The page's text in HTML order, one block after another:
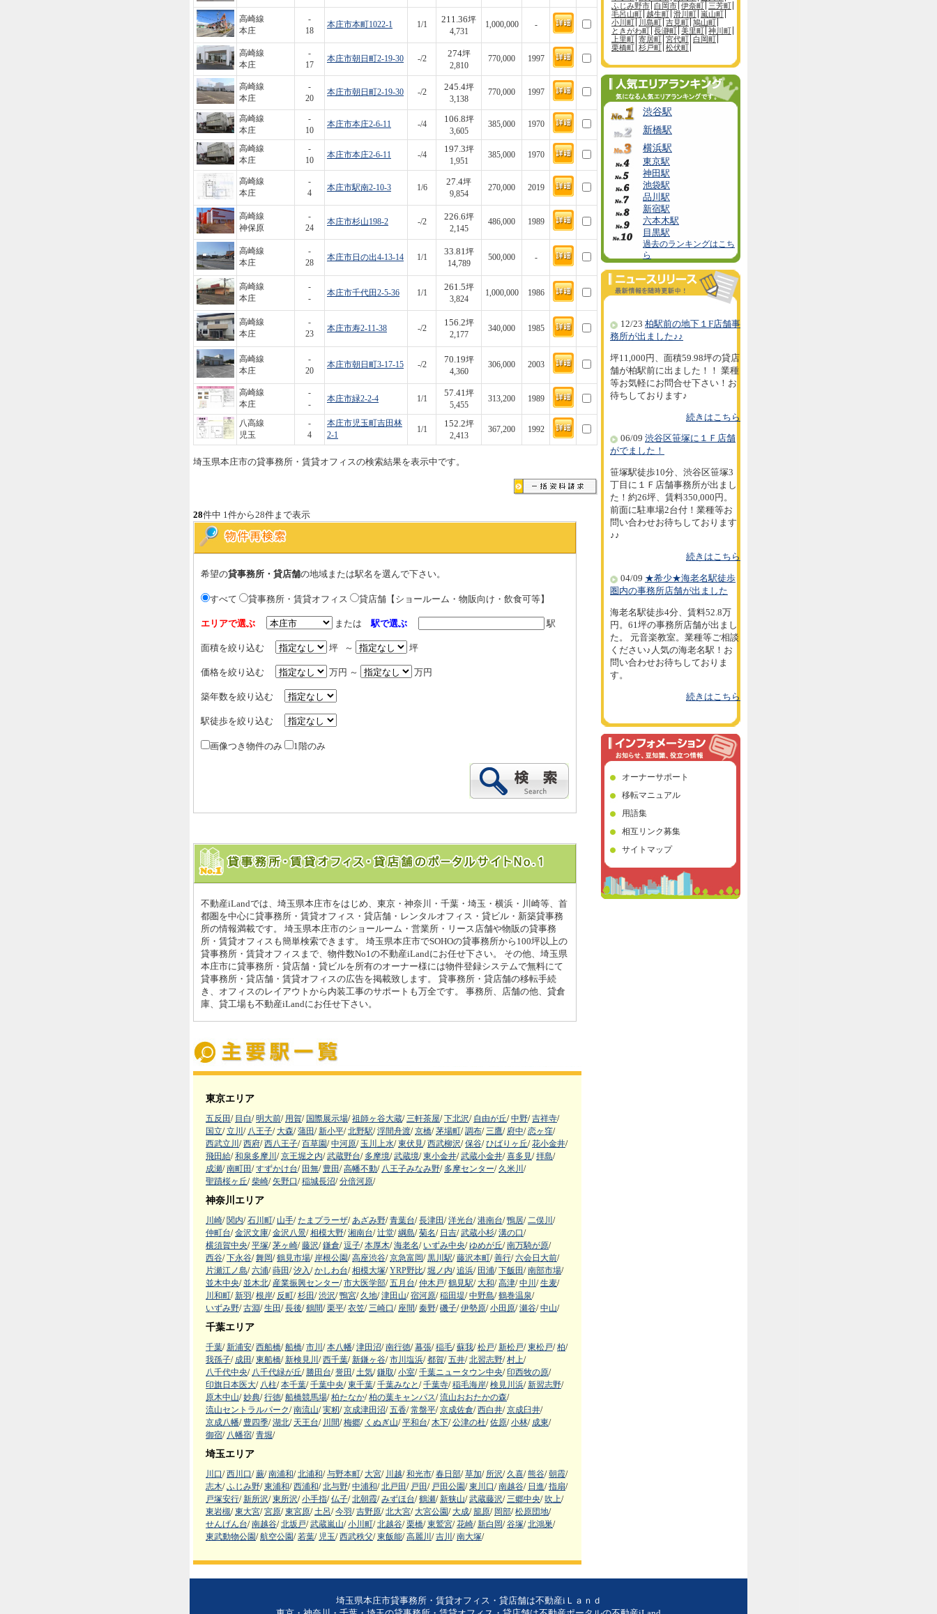
高崎線
本庄
-
18
本庄市本町1022-1 1/1
211.36坪
4,731
1,000,000 -
高崎線
本庄
-
17
本庄市朝日町2-19-30 -/2
274坪
2,810
770,000 1997
高崎線
本庄
-
20
本庄市朝日町2-19-30 -/2
245.4坪
3,138
770,000 1997
高崎線
本庄
-
10
本庄市本庄2-6-11 -/4
106.8坪
3,605
385,000 1970
高崎線
本庄
-
10
本庄市本庄2-6-11 -/4
197.3坪
1,951
385,000 1970
高崎線
本庄
-
4
本庄市駅南2-10-3 1/6
27.4坪
9,854
270,000 2019
高崎線
神保原
-
24
本庄市杉山198-2 -/2
226.6坪
2,145
486,000 1989
高崎線
本庄
-
28
本庄市日の出4-13-14 1/1
33.81坪
14,789
500,000 -
高崎線
本庄
-
-
本庄市千代田2-5-36 1/1
261.5坪
3,824
1,000,000 1986
高崎線
本庄
-
23
本庄市寿2-11-38 -/2
156.2坪
2,177
340,000 1985
高崎線
本庄
-
20
本庄市朝日町3-17-15 -/2
70.19坪
4,360
306,000 2003
高崎線
本庄
-
-
本庄市緑2-2-4 1/1
57.41坪
5,455
313,200 1989
八高線
児玉
-
4
本庄市児玉町吉田林
2-1
1/1
152.2坪
2,413
367,200 1992
埼玉県本庄市の貸事務所・賃貸オフィスの検索結果を表示中です。
28件中 1件から28件まで表示
希望の貸事務所・貸店舗の地域または駅名を選んで下さい。
すべて 貸事務所・賃貸オフィス 貸店舗【ショールーム・物販向け・飲食可等】
エリアで選ぶ または駅で選ぶ 駅
面積を絞り込む 坪 ～ 坪
価格を絞り込む 万円 ～ 万円
築年数を絞り込む
駅徒歩を絞り込む
画像つき物件のみ 1階のみ
不動産iLandでは、埼玉県本庄市をはじめ、東京・神奈川・千葉・埼玉・横浜・川崎等、首
都圏を中心に貸事務所・賃貸オフィス・貸店舗・レンタルオフィス・貸ビル・新築貸事務
所の情報満載です。 埼玉県本庄市のショールーム・営業所・リース店舗や物販の貸事務
所・賃貸オフィスも簡単検索できます。 埼玉県本庄市でSOHOの貸事務所から100坪以上の
貸事務所・賃貸オフィスまで、物件数No1の不動産iLandにお任せ下さい。 その他、埼玉県
本庄市に貸事務所・貸店舗・貸ビルを所有のオーナー様には物件登録システムで無料にて
貸事務所・貸店舗・賃貸オフィスの広告を掲載致します。 貸事務所・貸店舗の移転手続
き、オフィスのレイアウトから内装工事のサポートも万全です。 事務所、店舗の他、貸倉
庫、貸工場も不動産iLandにお任せ下さい。
東京エリア
五反田/ 目白/ 明大前/ 用賀/ 国際展示場/ 祖師ヶ谷大蔵/ 三軒茶屋/ 下北沢/ 自由が丘/ 中野/ 吉祥寺/
国立/ 立川 / 八王子/ 大森/ 蒲田/ 新小平/ 北野駅/ 浮間舟渡/ 京橋/ 茅場町/ 調布/ 三鷹/ 府中/ 恋ヶ窪/
西武立川 / 西府/ 西八王子/ 百草園/ 中河原/ 玉川上水/ 東伏見/ 西武柳沢/ 保谷/ ひばりヶ丘/ 花小金井/
飛田給/ 和泉多摩川 / 京王堀之内/ 武蔵野台/ 多摩境/ 武蔵境/ 東小金井/ 武蔵小金井/ 喜多見/ 拝島/
成瀬/ 南町田/ すずかけ台/ 田無/ 豊田/ 高幡不動/ 八王子みなみ野/ 多摩センター/ 久米川 /
聖蹟桜ヶ丘/ 柴崎/ 矢野口/ 稲城長沼/ 分倍河原/
神奈川エリア
川崎/ 関内/ 石川町/ 山手/ たまプラーザ/ あざみ野/ 青葉台/ 長津田/ 洋光台/ 港南台/ 鴨居/ 二俣川 /
仲町台/ 金沢文庫/ 金沢八景/ 相模大野/ 湘南台/ 辻堂/ 綱島/ 菊名/ 日吉/ 武蔵小杉/ 溝の口/
横須賀中央/ 平塚/ 茅ヶ崎/ 藤沢/ 鎌倉/ 逗子/ 本厚木/ 海老名/ いずみ中央/ ゆめが丘/ 南万騎が原/
西谷/ 下永谷/ 舞岡/ 鶴見市場/ 岸根公園/ 高座渋谷/ 京急富岡/ 黒川駅/ 藤沢本町/ 善行/ 六会日大前/
片瀬江ノ島/ 六浦/ 蒔田/ 汐入/ かしわ台/ 相模大塚/ YRP野比/ 堀ノ内/ 追浜/ 田浦/ 下飯田/ 南部市場/
並木中央/ 並木北/ 産業振興センター/ 市大医学部/ 五月台/ 仲木戸/ 鶴見駅/ 大和/ 高津/ 中川 / 生麦/
川和町/ 新羽/ 根岸/ 反町/ 杉田/ 渋沢/ 鴨宮/ 久地/ 津田山/ 宿河原/ 稲田堤/ 中野島/ 鶴巻温泉/
いずみ野/ 古淵/ 生田/ 長後/ 鶴間/ 栗平/ 衣笠/ 三崎口/ 座間/ 秦野/ 磯子/ 伊勢原/ 小田原/ 瀬谷/ 中山/
千葉エリア
千葉/ 新浦安/ 西船橋/ 船橋/ 市川 / 本八幡/ 津田沼/ 南行徳/ 幕張/ 稲毛/ 蘇我/ 松戸/ 新松戸/ 東松戸/ 柏/
我孫子/ 成田/ 東船橋/ 新検見川 / 西千葉/ 新鎌ヶ谷/ 市川塩浜/ 都賀/ 五井/ 北習志野/ 村上/
八千代中央/ 八千代緑が丘/ 勝田台/ 誉田/ 土気/ 鎌取/ 小室/ 千葉ニュータウン中央/ 印西牧の原/
印旗日本医大/ 八柱/ 本千葉/ 千葉中央/ 東千葉/ 千葉みなと/ 千葉寺/ 稲毛海岸/ 検見川浜/ 新習志野/
原木中山/ 妙典/ 行徳/ 船橋競馬場/ 柏たなか/ 柏の葉キャンパス/ 流山おおたかの森/
流山セントラルパーク/ 南流山/ 実籾/ 京成津田沼/ 五香/ 常盤平/ 京成佐倉/ 西白井/ 京成臼井/
京成八幡/ 豊四季/ 湖北/ 天王台/ 川間/ 梅郷/ くぬぎ山/ 平和台/ 木下/ 公津の杜/ 佐原/ 小林/ 成東/
御宿/ 八幡宿/ 青堀/
埼玉エリア
川口/ 西川口/ 蕨/ 南浦和/ 北浦和/ 与野本町/ 大宮/ 川越/ 和光市/ 春日部/ 草加/ 所沢/ 久喜/ 熊谷/ 朝霞/
志木/ ふじみ野/ 東浦和/ 西浦和/ 北与野/ 中浦和/ 北戸田/ 戸田/ 戸田公園/ 東川口/ 南越谷/ 日進/ 指扇/
戸塚安行/ 新所沢/ 東所沢/ 小手指/ 仏子/ 北朝霞/ みずほ台/ 鶴瀬/ 新狭山/ 武蔵藤沢/ 三郷中央/ 吹上/
東岩槻/ 東大宮/ 宮原/ 東宮原/ 土呂/ 今羽/ 吉野原/ 北大宮/ 大宮公園/ 大成/ 籠原/ 岡部/ 松原団地/
せんげん台/ 南越谷/ 北坂戸/ 武蔵嵐山/ 小川町/ 北越谷/ 栗橋/ 東鷲宮/ 花崎/ 新白岡/ 谷塚/ 北鴻巣/
東武動物公園/ 航空公園/ 若葉/ 児玉/ 西武秩父/ 東飯能/ 高麗川 / 吉川 / 南大塚/
ふじみ野市 白岡市 伊奈町 三芳町
毛呂山町 越生町 滑川町 嵐山町
小川町
川島町 吉見町 鳩山町
ときがわ町 長瀞町 美里町 神川町
上里町 寄居町 宮代町 白岡町
栗橋町 杉戸町 松伏町
渋谷駅
新橋駅
横浜駅
東京駅
神田駅
池袋駅
品川駅
新宿駅
六本木駅
目黒駅
過去のランキングはこち
ら
12/23 柏駅前の地下１F店舗事
務所が出ました♪♪
坪11,000円、面積59.98坪の貸店
舗が柏駅前に出ました！！ 業種
等お気軽にお問合せ下さい！お
待ちしております♪
続きはこちら
06/09 渋谷区笹塚に１Ｆ店舗
がでました！
笹塚駅徒歩10分、渋谷区笹塚3
丁目に１Ｆ店舗事務所が出まし
た！約26坪、賃料350,000円。
前面に駐車場2台付！業種等お
問い合わせお待ちしております
♪♪
続きはこちら
04/09 ★希少★海老名駅徒歩
圏内の事務所店舗が出ました
海老名駅徒歩4分、賃料52.8万
円。61坪の事務所店舗が出まし
た。 元音楽教室。業種等ご相談
ください♪人気の海老名駅！お
問い合わせお待ちしておりま
す。
続きはこちら
オーナーサポート
移転マニュアル
用語集
相互リンク募集
サイトマップ
埼玉県本庄市貸事務所・賃貸オフィス・貸店舗は不動産iＬａｎｄ